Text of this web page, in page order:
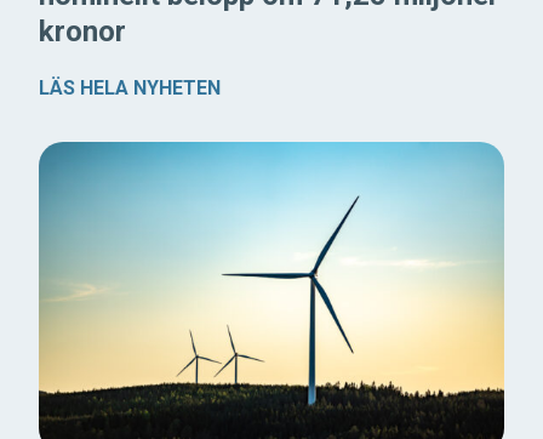
kronor
LÄS HELA NYHETEN